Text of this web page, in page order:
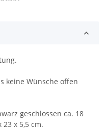
keine Wünsche offen
geschlossen ca. 18
23 x 5,5 cm.